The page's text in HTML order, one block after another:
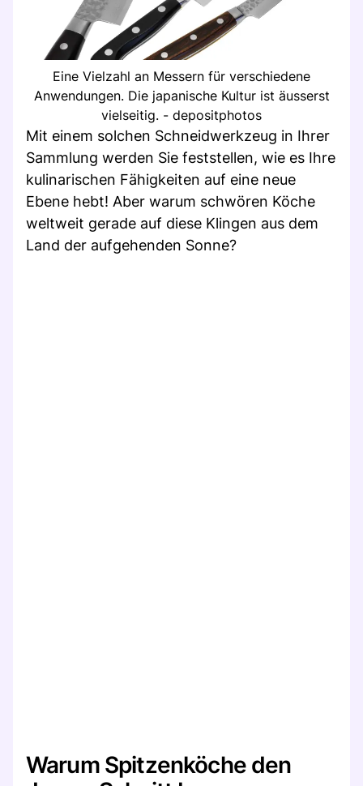
Eine Vielzahl an Messern für verschiedene
Anwendungen. Die japanische Kultur ist äusserst
vielseitig. - depositphotos
Mit einem solchen Schneidwerkzeug in Ihrer
Sammlung werden Sie feststellen, wie es Ihre
kulinarischen Fähigkeiten auf eine neue
Ebene hebt! Aber warum schwören Köche
weltweit gerade auf diese Klingen aus dem
Land der aufgehenden Sonne?
Warum Spitzenköche den